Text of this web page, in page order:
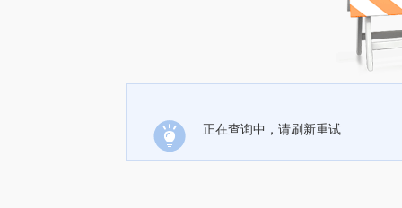
正在查询中，请刷新重试